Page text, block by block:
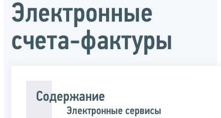
Электронные
счета-фактуры
Содержание
Электронные сервисы